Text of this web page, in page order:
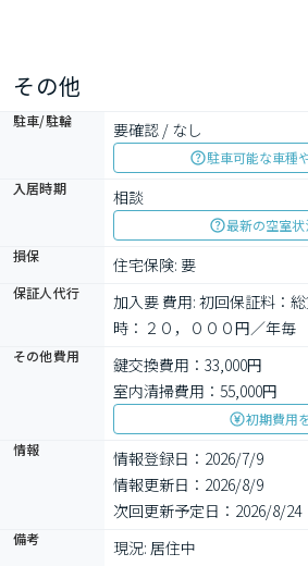
その他
駐車/駐輪 要確認 / なし
駐車可能な車種
入居時期
相談
最新の空室
損保
住宅保険: 要
保証人代行
加入要 費用: 初回保証料：
時：２０，０００円／年毎
その他費用
鍵交換費用：33,000円
室内清掃費用：55,000円
初期費用
情報
情報登録日：2026/7/9
情報更新日：2026/8/9
次回更新予定日：2026/8/24
備考
現況: 居住中